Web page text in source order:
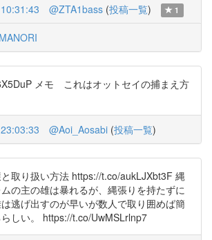
@ZTA1bass (投稿一覧) 1
メモ これはオットセイの捕まえ方
@Aoi_Aosabi (投稿一覧)
取り扱い方法 https://t.co/aukLJXbt3F 縄
の主の雄は暴れるが、縄張りを持たずに
逃げ出すのが早いが数人で取り囲めば簡
しい。 https://t.co/UwMSLrlnp7